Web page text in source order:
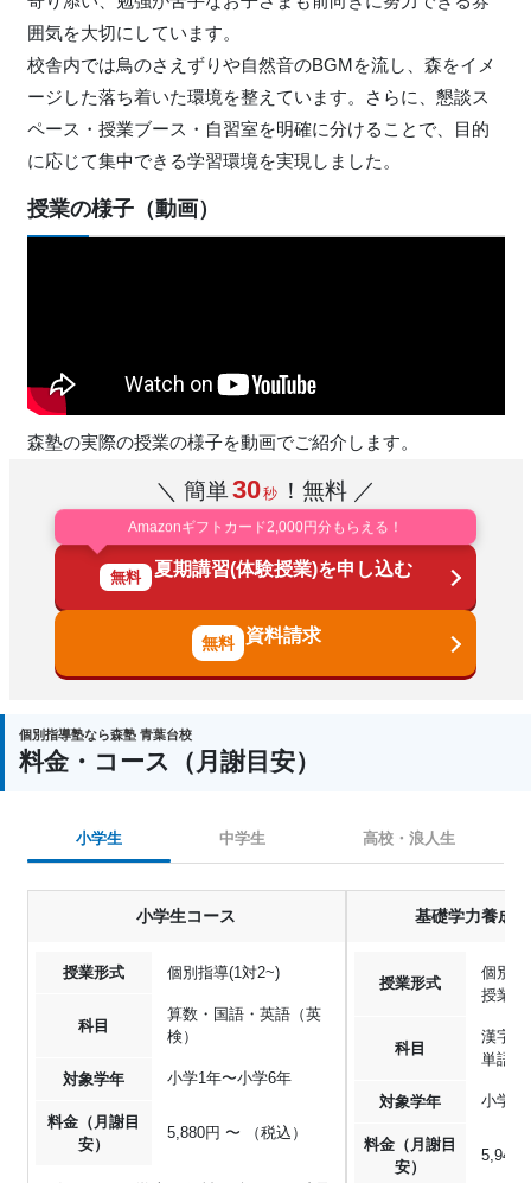
囲気を大切にしています。
校舎内では鳥のさえずりや自然音のBGMを流し、森をイメ
ージした落ち着いた環境を整えています。さらに、懇談ス
ペース・授業ブース・自習室を明確に分けることで、目的
に応じて集中できる学習環境を実現しました。
授業の様子（動画）
森塾の実際の授業の様子を動画でご紹介します。
＼ 簡単30秒 ！無料 ／
Amazonギフトカード2,000円分もらえる！
無料 夏期講習(体験授業)を申し込む
資料請求
個別指導塾なら森塾 青葉台校
料金・コース（月謝目安）
小学生 中学生 高校・浪人生
小学生コース
授業形式 個別指導(1対2~)
科目
算数・国語・英語（英
検）
対象学年 小学1年〜小学6年
料金（月謝目
安）
5,880円 〜 （税込）
基礎学力養成
授業形式
個別指
授業,
科目
漢字・
単語
対象学年 小学1
料金（月謝目
安）
5,940